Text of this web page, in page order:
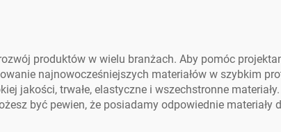
produktów w wielu branżach. Aby pomóc
najnowocześniejszych materiałów w szybkim
jakości, trwałe, elastyczne i wszechstronne
być pewien, że posiadamy odpowiednie materiały